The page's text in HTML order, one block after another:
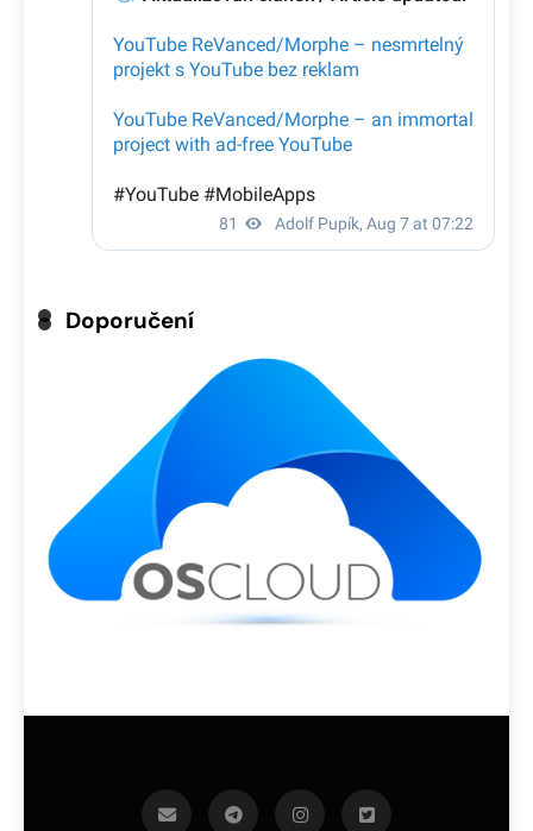
Doporučení